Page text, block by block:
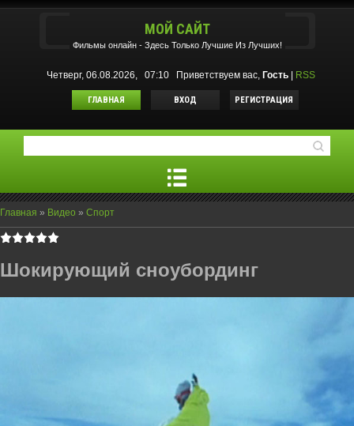
МОЙ САЙТ
Фильмы oнлайн - Здесь Только Лучшие Из Лучших!
Четверг, 06.08.2026, 07:10 Приветствуем вас, Гость RSS
ГЛАВНАЯ ВХОД РЕГИСТРАЦИЯ
Главная » Видео » Спорт
Шокирующий сноубординг